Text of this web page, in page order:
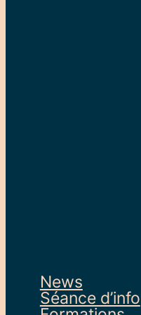
News
Séance d’info